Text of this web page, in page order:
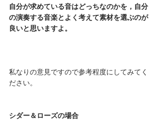
自分が求めている音はどっちなのかを，自分
の演奏する音楽とよく考えて素材を選ぶのが
良いと思いますよ。
私なりの意見ですので参考程度にしてみてく
ださい。
シダー＆ローズの場合